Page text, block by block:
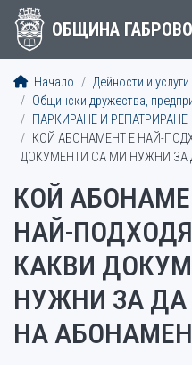
ОБЩИНА ГАБРОВО
Начало
Дейности и услуги
Общински дружества,
ПАРКИРАНЕ И РЕПАТРИРАНЕ
КОЙ АБОНАМЕНТ Е НАЙ-
ДОКУМЕНТИ СА МИ НУЖНИ ЗА
КОЙ
НАЙ-
КАКВИ
НУЖНИ ЗА ДА
НА